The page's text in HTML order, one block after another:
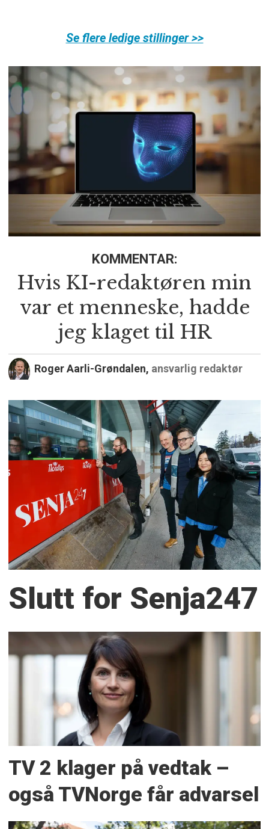
Se flere ledige stillinger >>
KOMMENTAR:
Hvis KI-redaktøren min
var et menneske, hadde
jeg klaget til HR
Roger Aarli-Grøndalen, ansvarlig redaktør
Slutt for Senja247
TV 2 klager på vedtak –
også TVNorge får advarsel